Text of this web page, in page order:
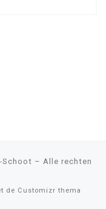
Schoot – Alle rechten
de Customizr thema